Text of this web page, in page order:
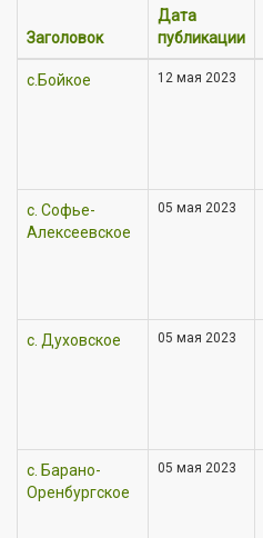
Заголовок
Дата
публикации
с.Бойкое 12 мая 2023
с. Софье-
Алексеевское
05 мая 2023
с. Духовское 05 мая 2023
с. Барано-
Оренбургское
05 мая 2023